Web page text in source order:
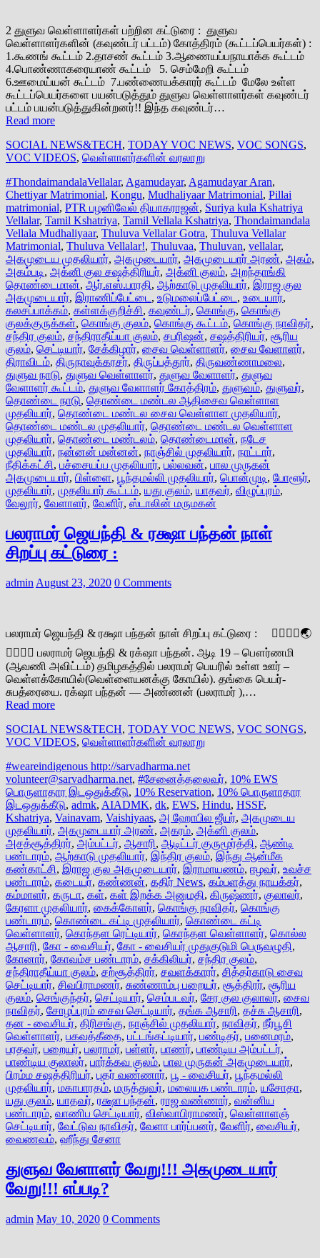
2 துளுவ வெள்ளாளர்கள் பற்றின கட்டுரை : துளுவ
வெள்ளாளர்களின் (கவுண்டர் பட்டம்) கோத்திரம் (கூட்டப்பெயர்கள்) :
1.கூணங் கூட்டம் 2.தாசண் கூட்டம் 3.ஆணையப்பநாயாக்க கூட்டம்
4.பொண்ணாகரையாண் கூட்டம் 5. செம்மேறி கூட்டம்
6.ஊமைய்யன் கூட்டம் 7.பண்ணையக்காரர் கூட்டம் மேலே உள்ள
கூட்டப்பெயர்களை பயன்படுத்தும் துளுவ வெள்ளாளர்கள் கவுண்டர்
பட்டம் பயன்படுத்துகின்றனர்!! இந்த கவுண்டர்…
Read more
SOCIAL NEWS&TECH, TODAY VOC NEWS, VOC SONGS,
VOC VIDEOS, வெள்ளாளர்களின் வரலாறு
#ThondaimandalaVellalar, Agamudayar, Agamudayar Aran,
Chettiyar Matrimonial, Kongu, Mudhaliyaar Matrimonial, Pillai
matrimonial, PTR பழனிவேல் தியாகராஜன், Suriya kula Kshatriya
Vellalar, Tamil Kshatriya, Tamil Vellala Kshatriya, Thondaimandala
Vellala Mudhaliyaar, Thuluva Vellalar Gotra, Thuluva Vellalar
Matrimonial, Thuluva Vellalar!, Thuluvaa, Thuluvan, vellalar,
அகமுடைய முதலியார், அகமுடையார், அகமுடையார் அரண், அகம்,
அகம்படி, அக்னி குல சஷத்திரியர், அக்னி குலம், அறந்தாங்கி
தொண்டைமான், ஆர்.எஸ்.பாரதி, ஆற்காடு முதலியார், இராஜ குல
அகமுடையார், இராணிப்பேட்டை , உடுமலைப்பேட்டை , உடையார்,
கலசப்பாக்கம், கள்ளக்குறிச்சி, கவுண்டர், கொங்கு, கொங்கு
குலக்குருக்கள், கொங்கு குலம், கொங்கு கூட்டம், கொங்கு நாவிதர்,
சந்திர குலம், சந்திராதீய்யா குலம், சபரிஷன், சஷத்திரியர், சூரிய
குலம், செட்டியார், சேக்கிழார், சைவ வெள்ளாளர், சைவ வேளாளர்,
திராவிடம், திருநாவுக்கரசர், திருப்பத்தூர், திருவண்ணாமலை,
துளுவ நாடு, துளுவ வெள்ளாளர், துளுவ வேளாளர், துளுவ
வேளாளர் கூட்டம், துளுவ வேளாளர் கோத்திரம், துளுவம், துளுவர்,
தொண்டை நாடு, தொண்டை மண்டல ஆதிசைவ வெள்ளாள
முதலியார், தொண்டை மண்டல சைவ வெள்ளாள முதலியார்,
தொண்டை மண்டல முதலியார், தொண்டை மண்டல வெள்ளாள
முதலியார், தொண்டை மண்டலம், தொண்டைமான், நடேச
முதலியார், நன்னன் மன்னன், நாஞ்சில் முதலியார், நாட்டார்,
நீதிக்கட்சி, பச்சையப்ப முதலியார், பல்லவன், பால முருகன்
அகமுடையார், பிள்ளை, பூந்தமல்லி முதலியார், பொன்முடி, போளூர்,
முதலியார், முதலியார் கூட்டம், யது குலம், யாதவர், விழுப்புரம்,
வேலூர், வேளாளர், வேளிர், ஸ்டாலின் மருமகன்
பலராமர் ஜெயந்தி & ரக்ஷா பந்தன் நாள்
சிறப்பு கட்டுரை :
adminAugust 23, 2020 0 Comments
பலராமர் ஜெயந்தி & ரக்ஷா பந்தன் நாள் சிறப்பு கட்டுரை : 👆🏽🌾🎋🌏
🎋🌾👆🏽 பலராமர் ஜெயந்தி & ரக்‌ஷா பந்தன். ஆடி 19 – பௌர்ணமி
(ஆவணி அவிட்டம்) தமிழகத்தில் பலராமர் பெயரில் உள்ள ஊர் –
வெள்ளக்கோயில்(வெள்ளையனக்கு கோயில்). தங்கை பெயர்-
சுபத்ரையை. ரக்‌ஷா பந்தன் — அண்ணன் (பலராமர் ),…
Read more
SOCIAL NEWS&TECH, TODAY VOC NEWS, VOC SONGS,
VOC VIDEOS, வெள்ளாளர்களின் வரலாறு
#weareindigenous http://sarvadharma.net
volunteer@sarvadharma.net, #சேனைத்தலைவர், 10% EWS
பொருளாதார இடஒதுக்கீடு, 10% Reservation, 10% பொருளாதார
இடஒதுக்கீடு, admk, AIADMK, dk, EWS, Hindu, HSSF,
Kshatriya, Vainavam, Vaishiyaas, அ ஹோபில ஜீயர், அகமுடைய
முதலியார், அகமுடையார் அரண், அகரம், அக்னி குலம்,
அசத்சூத்திரர், அம்பட்டர், ஆசாரி, ஆடிட்டர் குருமூர்த்தி, ஆண்டி
பண்டாரம், ஆற்காடு முதலியார், இந்திர குலம், இந்து ஆன்மீக
கண்காட்சி, இராஜ குல அகமுடையார், இராமாயணம், ஈழவர், உவச்ச
பண்டாரம், கடையர், கண்ணன், கதிர் News, கம்பளத்து நாயக்கர்,
கம்மாளர், கருடா, கள், கள் இறக்க அனுமதி, கிருஷ்ணர், குலாலர்,
கேரளா முதலியார், கைக்கோளர், கொங்கு நாவிதர், கொங்கு
பண்டாரம், கொண்டை கட்டி முதலியார், கொண்டை கட்டி
வெள்ளாளர், கொந்தள ரெட்டியார், கொந்தள வெள்ளாளர், கொல்ல
ஆசாரி, கோ - வைசியர், கோ - வைசியர் முதுகுடுமி பெருவழுதி,
கோனார், கோவம்ச பண்டாரம், சக்கிலியர், சந்திர குலம்,
சந்திராதீய்யா குலம், சற்சூத்திரர், சவளக்காரர், சித்தர்காடு சைவ
செட்டியார், சிவபிராமணர், சுண்ணாம்பு பறையர், சூத்திரர், சூரிய
குலம், செங்குந்தர், செட்டியார், செம்படவர், சேர குல குலாலர், சைவ
நாவிதர், சோழப்புரம் சைவ செட்டியார், தங்க ஆசாரி, தச்சு ஆசாரி,
தன - வைசியர், திரிசங்கு, நாஞ்சில் முதலியார், நாவிதர், நீர்பூசி
வெள்ளாளர், பகவத்கீதை, பட்டங்கட்டியார், பண்டிதர், பனைமரம்,
பரதவர், பறையர், பலராமர், பள்ளர், பாணர், பாண்டிய அம்பட்டர்,
பாண்டிய குலாலர், பார்க்கவ குலம், பால முருகன் அகமுடையார்,
பிரம்ம சஷத்திரியர், புதர் வண்ணார், பூ - வைசியர், பூந்தமல்லி
முதலியார், மகாபாரதம், மருத்துவர், மலையக பண்டாரம், யசோதா,
யது குலம், யாதவர், ரக்ஷா பந்தன், ராஜ வண்ணார், வன்னிய
பண்டாரம், வாணிப செட்டியார், விஸ்வாபிராமணர், வெள்ளாளஞ்
செட்டியார், வேட்டுவ நாவிதர், வேளா பார்ப்பனர், வேளிர், வைசியர்,
வைணவம், ஹீந்து சேனா
துளுவ வேளாளர் வேறு!!! அகமுடையார்
வேறு!!! எப்படி?
admin May 10, 2020 0 Comments